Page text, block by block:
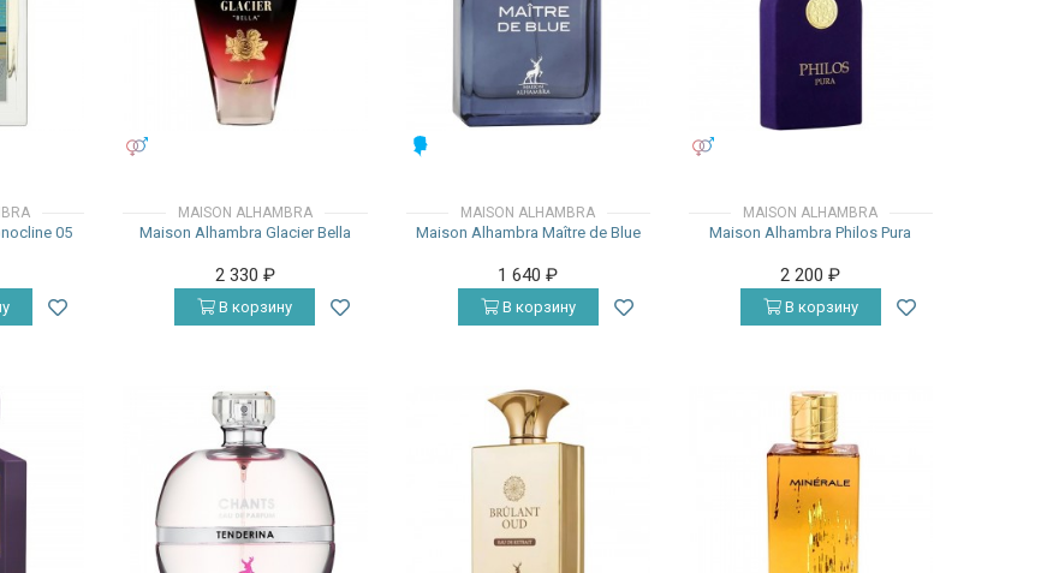
05
MAISON ALHAMBRA
Maison Alhambra Glacier Bella
2 330 ₽
В корзину
MAISON ALHAMBRA
Maison Alhambra Maître de Blue
1 640₽
В корзину
MAISON ALHAMBRA
Maison Alhambra Philos Pura
2 200₽
В корзину